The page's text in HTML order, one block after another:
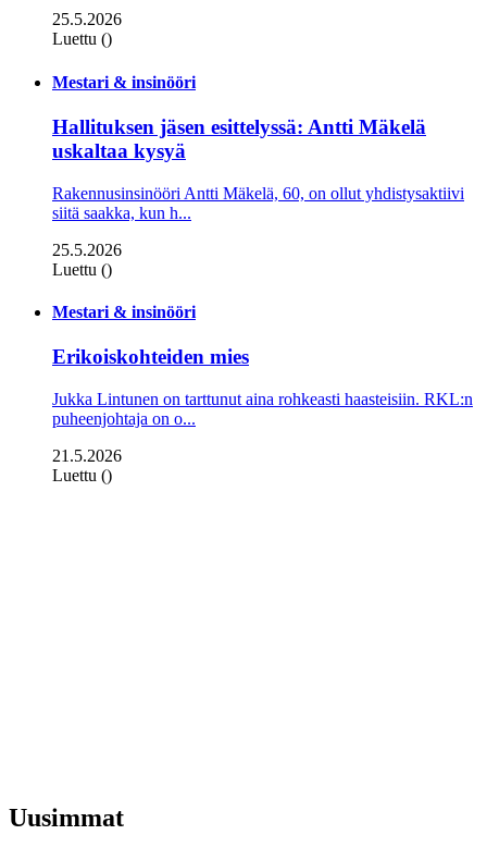
25.5.2026
Luettu ()
Mestari & insinööri
Hallituksen jäsen esittelyssä: Antti Mäkelä
uskaltaa kysyä
Rakennusinsinööri Antti Mäkelä, 60, on ollut yhdistysaktiivi
siitä saakka, kun h...
25.5.2026
Luettu ()
Mestari & insinööri
Erikoiskohteiden mies
Jukka Lintunen on tarttunut aina rohkeasti haasteisiin. RKL:n
puheenjohtaja on o...
21.5.2026
Luettu ()
Uusimmat